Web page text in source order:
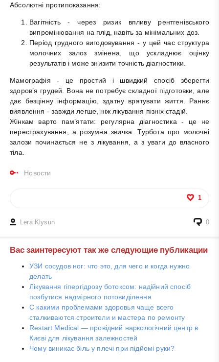
Абсолютні протипоказання:
Вагітність - через ризик впливу рентгенівського
випромінювання на плід, навіть за мінімальних доз.
Період грудного вигодовування - у цей час структура
молочних залоз змінена, що ускладнює оцінку
результатів і може знизити точність діагностики.
Мамографія - це простий і швидкий спосіб зберегти
здоров’я грудей. Вона не потребує складної підготовки, але
дає безцінну інформацію, здатну врятувати життя. Раннє
виявлення - завжди легше, ніж лікування пізніх стадій.
Жінкам варто пам’ятати: регулярна діагностика - це не
перестрахування, а розумна звичка. Турбота про молочні
залози починається не з лікування, а з уваги до власного
тіла.
Новости
1
Lera Klysun 0
Вас заинтересуют так же следующие публикации
УЗИ сосудов ног: что это, для чего и когда нужно
делать
Лікування гіпергідрозу ботоксом: надійний спосіб
позбутися надмірного потовиділення
С какими проблемами здоровья чаще всего
сталкиваются строители и мастера по ремонту
Restart Medical — провідний наркологічний центр в
Києві для лікування залежностей
Чому виникає біль у плечі при підйомі руки?